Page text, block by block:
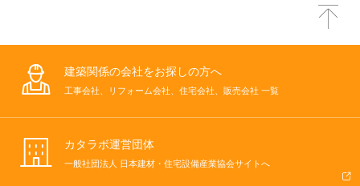
建築関係の会社をお探しの方へ
工事会社、リフォーム会社、住宅会社、販売会社 一覧
カタラボ運営団体
一般社団法人 日本建材・住宅設備産業協会サイトへ